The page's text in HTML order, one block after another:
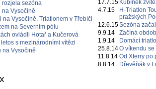
rozjela sezóna
na Vysočině
na Vysočině, Triatlonem v Třebíči
na Severním pólu
ovládli Hotař a Kučerová
s mezinárodními vítězi
na Vysočině
17.7.15 Kubínek
4.7.15
H-Triatlon
pražských
12.6.15Sezóna
9.9.14
Začíná
1.9.14
Domácí
25.8.14O víkendu
11.8.14 Od Xterry po
8.8.14
Dřevěňák v